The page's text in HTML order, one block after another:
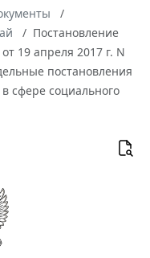
Постановление
19 апреля 2017 г. N
постановления
сфере социального